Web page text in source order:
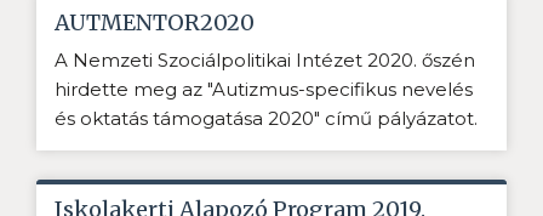
AUTMENTOR2020
A Nemzeti Szociálpolitikai Intézet 2020. őszén
hirdette meg az "Autizmus-specifikus nevelés
és oktatás támogatása 2020" című pályázatot.
Iskolakerti Alapozó Program 2019.